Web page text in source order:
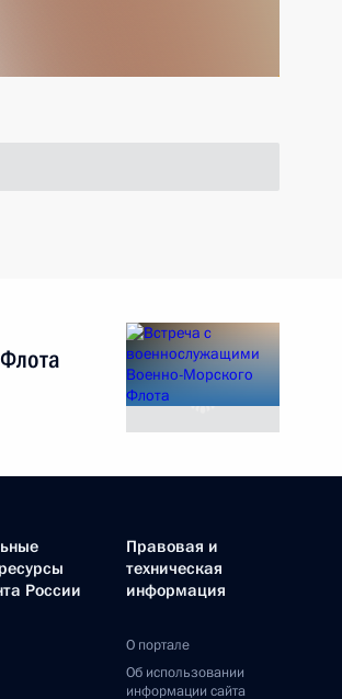
Видео, 31 мин.